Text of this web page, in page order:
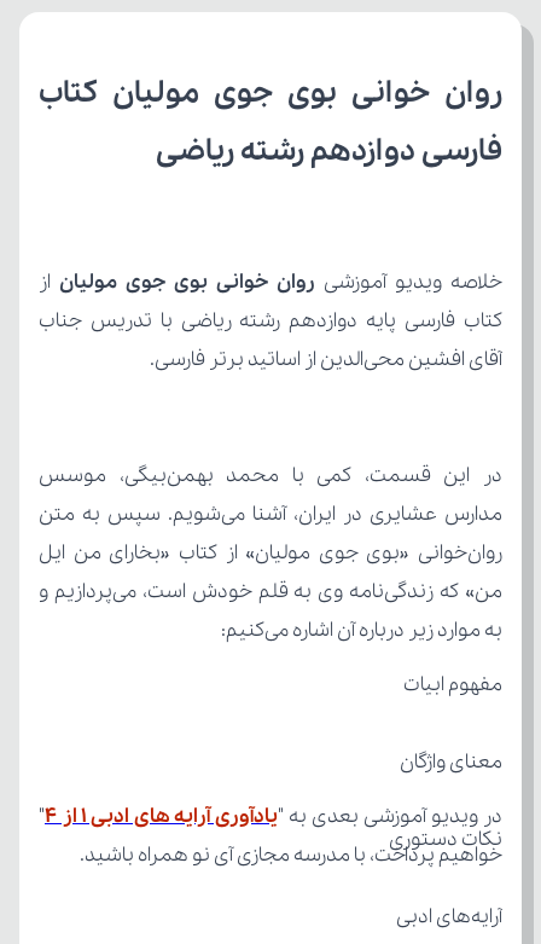
فارسی دوازدهم رشته ریاضی
خلاصه ویدیو آموزشی روان خوانی بوی جوی مولیان
کتاب
آقای افشین محی‌الدین از اساتید برتر فارسی.
به موارد زیر درباره آن اشاره می‌کنیم:
مفهوم ابیات
معنای واژگان
نکات دستوری
آرایه‌های ادبی
در ویدیو آموزشی بعدی به "یادآوری آرایه های ادبی ۱ از 4
خواهیم پرداخت، با مدرسه مجازی آی نو همراه باشید.